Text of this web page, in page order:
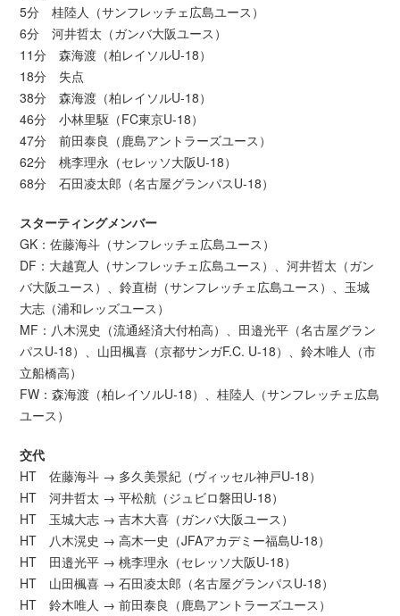
5分 桂陸人（サンフレッチェ広島ユース）
6分 河井哲太（ガンバ大阪ユース）
11分 森海渡（柏レイソルU-18）
18分 失点
38分 森海渡（柏レイソルU-18）
46分 小林里駆（FC東京U-18）
47分 前田泰良（鹿島アントラーズユース）
62分 桃李理永（セレッソ大阪U-18）
68分 石田凌太郎（名古屋グランパスU-18）
スターティングメンバー
GK：佐藤海斗（サンフレッチェ広島ユース）
DF：大越寛人（サンフレッチェ広島ユース）、河井哲太（ガン
バ大阪ユース）、鈴直樹（サンフレッチェ広島ユース）、玉城
大志（浦和レッズユース）
MF：八木滉史（流通経済大付柏高）、田邉光平（名古屋グラン
パスU-18）、山田楓喜（京都サンガF.C. U-18）、鈴木唯人（市
立船橋高）
FW：森海渡（柏レイソルU-18）、桂陸人（サンフレッチェ広島
ユース）
交代
HT 佐藤海斗 → 多久美景紀（ヴィッセル神戸U-18）
HT 河井哲太 → 平松航（ジュビロ磐田U-18）
HT 玉城大志 → 吉木大喜（ガンバ大阪ユース）
HT 八木滉史 → 高木一史（JFAアカデミー福島U-18）
HT 田邉光平 → 桃李理永（セレッソ大阪U-18）
HT 山田楓喜 → 石田凌太郎（名古屋グランパスU-18）
HT 鈴木唯人 → 前田泰良（鹿島アントラーズユース）